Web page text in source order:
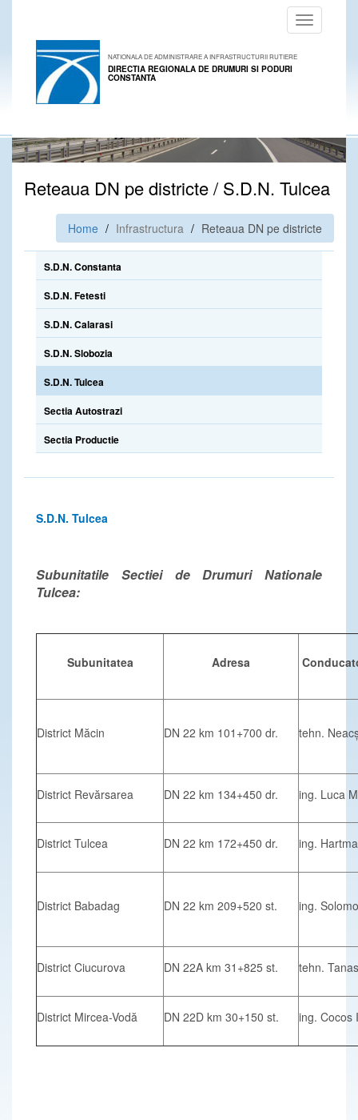
Toggle
navigation
NATIONALA DE ADMINISTRARE A INFRASTRUCTURII RUTIERE
DIRECTIA REGIONALA DE DRUMURI SI PODURI
CONSTANTA
Reteaua DN pe districte / S.D.N. Tulcea
Home Infrastructura Reteaua DN pe districte
S.D.N. Constanta
S.D.N. Fetesti
S.D.N. Calarasi
S.D.N. Slobozia
S.D.N. Tulcea
Sectia Autostrazi
Sectia Productie
S.D.N. Tulcea
Subunitatile Sectiei de Drumuri Nationale
Tulcea:
Subunitatea Adresa
District Măcin DN 22 km 101+700 dr. tehn.
District Revărsarea DN 22 km 134+450 dr. ing. Luca
District Tulcea DN 22 km 172+450 dr. ing.
District Babadag DN 22 km 209+520 st. ing.
District Ciucurova DN 22A km 31+825 st. tehn.
District Mircea-Vodă DN 22D km 30+150 st. ing. Cocos